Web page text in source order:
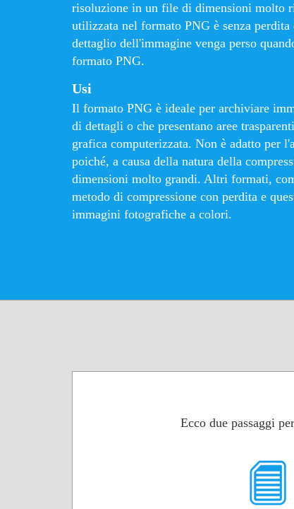
risoluzione in un file di dimensioni molto
utilizzata nel formato PNG è senza perdita
dettaglio dell'immagine venga perso
formato PNG.
Usi
Il formato PNG è ideale per archiviare
di dettagli o che presentano aree
grafica computerizzata. Non è adatto per
poiché, a causa della natura della
dimensioni molto grandi. Altri formati,
metodo di compressione con perdita e
immagini fotografiche a colori.
Ecco due passaggi